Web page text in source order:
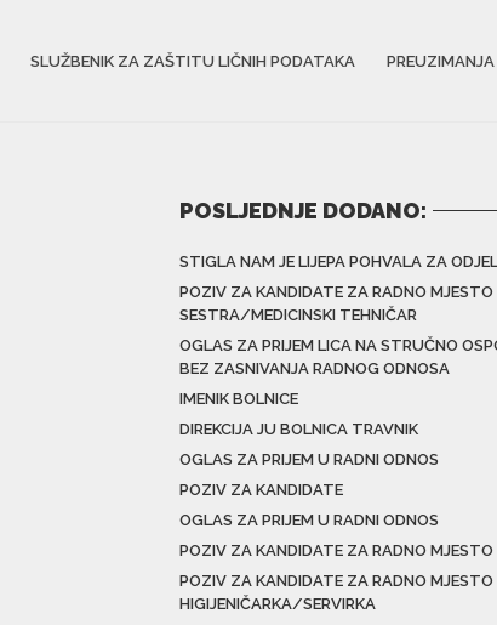
SLUŽBENIK ZA ZAŠTITU LIČNIH PODATAKA PREUZIMANJA
POSLJEDNJE DODANO:
STIGLA NAM JE LIJEPA POHVALA ZA
POZIV ZA KANDIDATE ZA RADNO MJESTO
SESTRA/MEDICINSKI TEHNIČAR
OGLAS ZA PRIJEM LICA NA STRUČNO
BEZ ZASNIVANJA RADNOG ODNOSA
IMENIK BOLNICE
DIREKCIJA JU BOLNICA TRAVNIK
OGLAS ZA PRIJEM U RADNI ODNOS
POZIV ZA KANDIDATE
OGLAS ZA PRIJEM U RADNI ODNOS
POZIV ZA KANDIDATE ZA RADNO MJESTO
POZIV ZA KANDIDATE ZA RADNO MJESTO
HIGIJENIČARKA/SERVIRKA